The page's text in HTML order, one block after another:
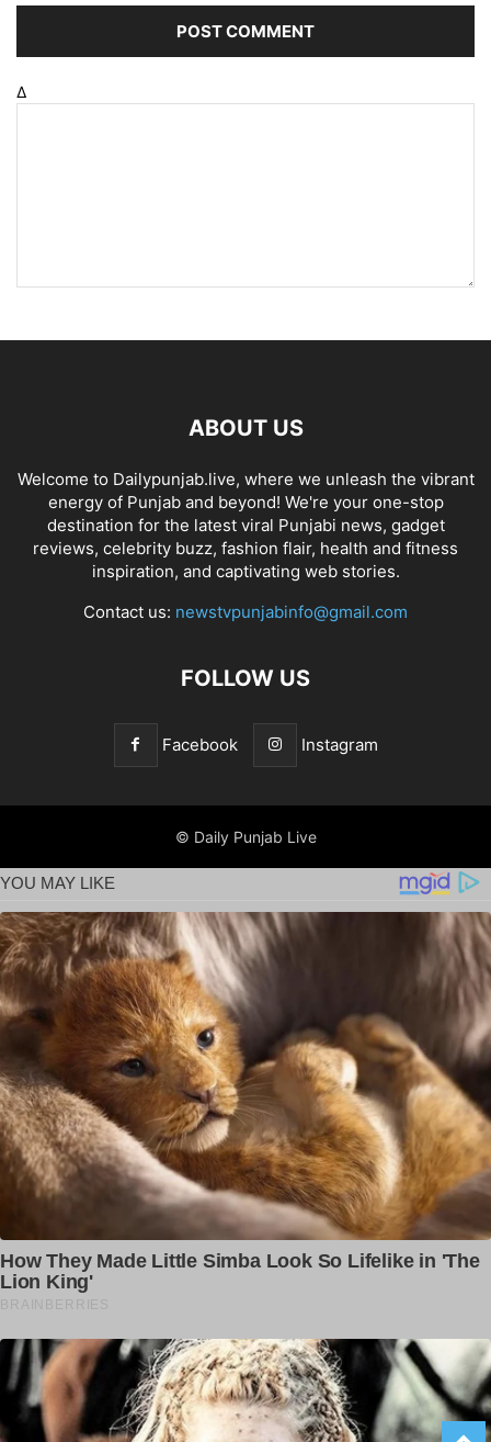
Δ
ABOUT US
Welcome to Dailypunjab.live, where we unleash the vibrant
energy of Punjab and beyond! We're your one-stop
destination for the latest viral Punjabi news, gadget
reviews, celebrity buzz, fashion flair, health and fitness
inspiration, and captivating web stories.
Contact us: newstvpunjabinfo@gmail.com
FOLLOW US
Facebook Instagram
© Daily Punjab Live